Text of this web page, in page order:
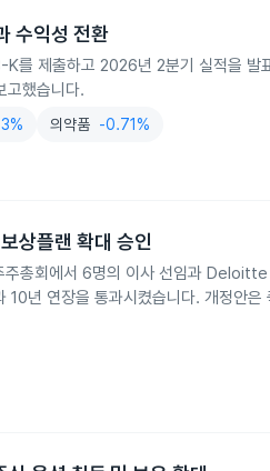
수익성 전환
를 제출하고 2026년 2분기 실적을
고했습니다.
의약품 -0.71%
상플랜 확대 승인
총회에서 6명의 이사 선임과
년 연장을 통과시켰습니다. 개정안